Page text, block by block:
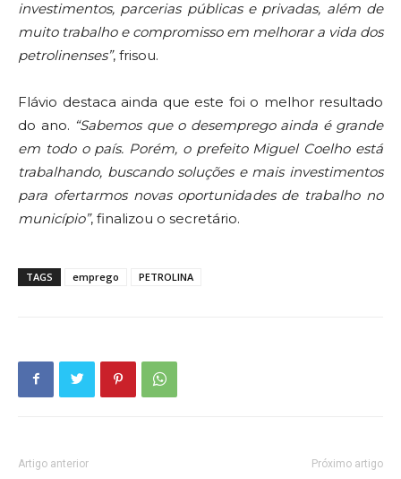
investimentos, parcerias públicas e privadas, além de
muito trabalho e compromisso em melhorar a vida dos
petrolinenses”, frisou.
Flávio destaca ainda que este foi o melhor resultado
do ano. “Sabemos que o desemprego ainda é grande
em todo o país. Porém, o prefeito Miguel Coelho está
trabalhando, buscando soluções e mais investimentos
para ofertarmos novas oportunidades de trabalho no
município”, finalizou o secretário.
TAGS emprego PETROLINA
Artigo anterior Próximo artigo